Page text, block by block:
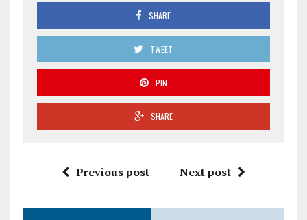
SHARE
TWEET
PIN
SHARE
Previous post Next post